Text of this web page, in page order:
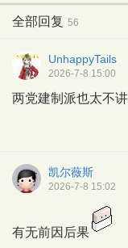
全部回复 56
UnhappyTails
2026-7-8 15:00
两党建制派也太不
凯尔薇斯
2026-7-8 15:02
有无前因后果